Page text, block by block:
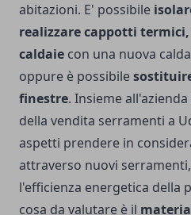
abitazioni. E' possibile
realizzare cappotti
caldaie con una nuova
oppure è possibile
finestre. Insieme
della vendita serramenti a
aspetti prendere in
attraverso nuovi
l'efficienza energetica della
cosa da valutare è il